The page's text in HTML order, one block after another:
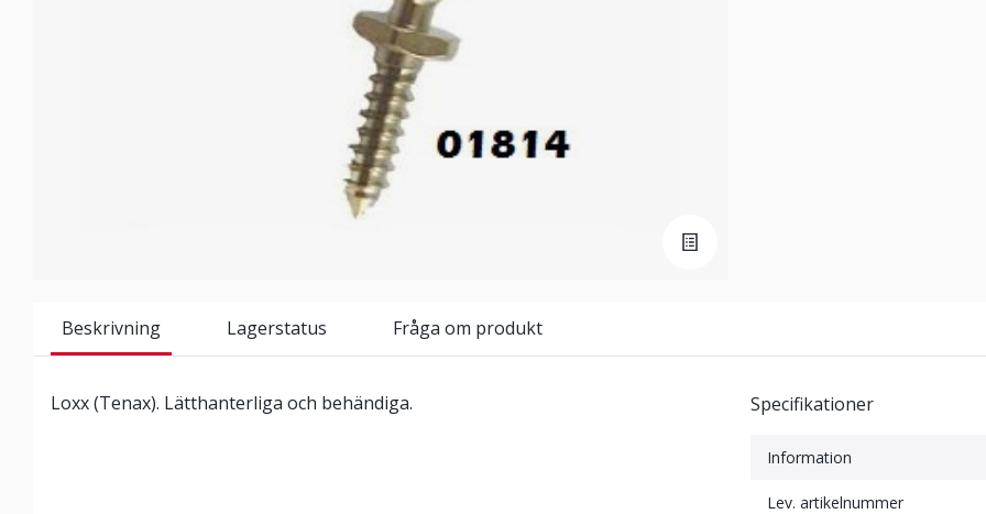
Beskrivning Lagerstatus Fråga om produkt
Loxx (Tenax). Lätthanterliga och behändiga. Specifikationer
Information
Lev. artikelnummer